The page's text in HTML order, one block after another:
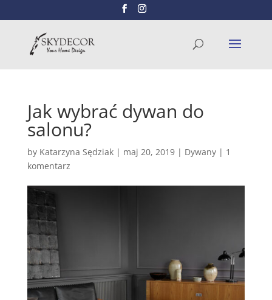
Jak wybrać dywan do
salonu?
by Katarzyna Sędziak| maj 20, 2019| Dywany| 1
komentarz